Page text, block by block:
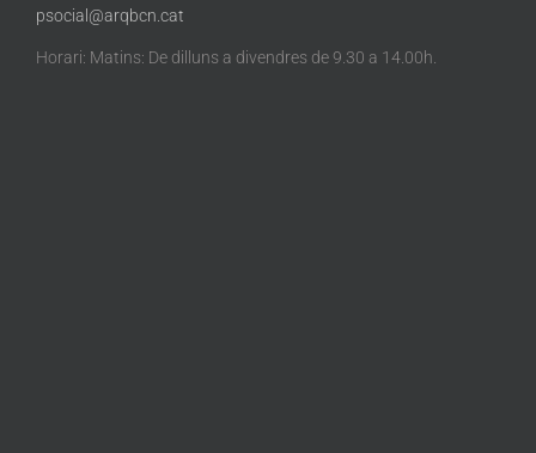
psocial@arqbcn.cat
Horari: Matins: De dilluns a divendres de 9.30 a 14.00h.